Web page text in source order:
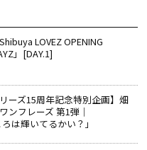
LOVEZ OPENING
」[DAY.1]
ーズ15周年記念特別企画】畑
ンフレーズ 第1弾｜
は輝いてるかい？」